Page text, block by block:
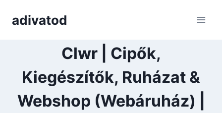
adivatod
Clwr | Cipők,
Kiegészítők, Ruházat &
Webshop (Webáruház) |